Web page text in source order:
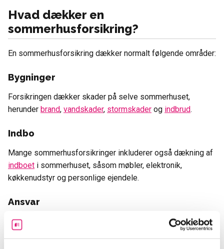
Hvad dækker en
sommerhusforsikring?
En sommerhusforsikring dækker normalt følgende områder:
Bygninger
Forsikringen dækker skader på selve sommerhuset,
herunder brand, vandskader, stormskader og indbrud.
Indbo
Mange sommerhusforsikringer inkluderer også dækning af
indboet i sommerhuset, såsom møbler, elektronik,
køkkenudstyr og personlige ejendele.
Ansvar
Forsikringen dækker
hvis du eller dine
familiemedlemmer er ansvarlige for skader på andre og